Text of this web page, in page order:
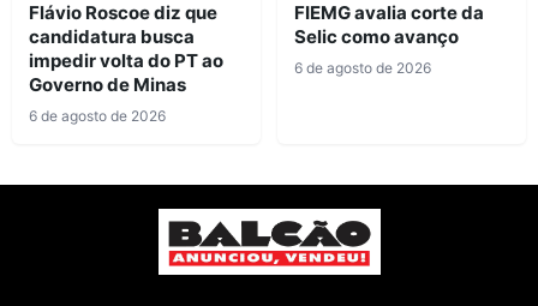
Flávio Roscoe diz que
candidatura busca
impedir volta do PT ao
Governo de Minas
6 de agosto de 2026
FIEMG avalia corte da
Selic como avanço
6 de agosto de 2026